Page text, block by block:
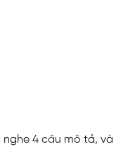
nghe 4 câu mô tả, và